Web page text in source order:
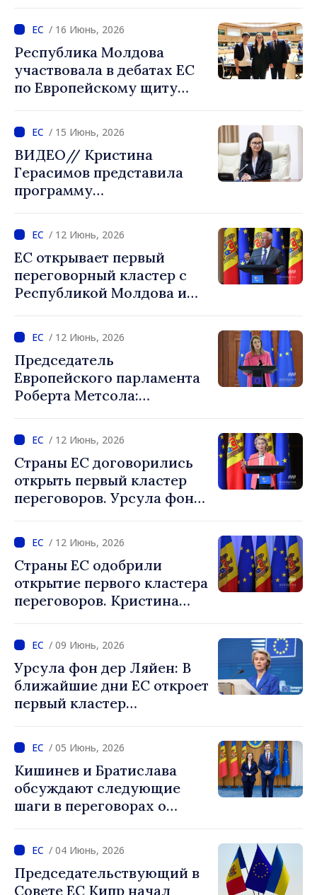
с ЕС
/ 16 Июнь, 2026
Республика Молдова
участвовала в дебатах ЕС
по Европейскому щиту
Герасимов: «Мы строим
более устойчивое и
безопасное общество»
/ 15 Июнь, 2026
ВИДЕО// Кристина
Герасимов представила
программу
конференции Молдова –
ЕС
/ 12 Июнь, 2026
ЕС открывает первый
переговорный кластер с
Республикой Молдова и
«Это решение является
признанием решимости в
продвижении реформ даже
перед лицом огромных
вызовов»
/ 12 Июнь, 2026
Председатель
Европейского парламента
Роберта Метсола:
мощный геополитический
инструмент, а Украина и
Республика Молдова
занимают свое место в ЕС»
/ 12 Июнь, 2026
Страны ЕС договорились
открыть первый кластер
переговоров. Урсула фон
остается одной из самых
больших историй успеха
ЕС»
/ 12 Июнь, 2026
Страны ЕС одобрили
открытие первого кластера
переговоров. Кристина
подтверждает признание
успехов, достигнутых
нашей страной»
/ 09 Июнь, 2026
Урсула фон дер Ляйен: В
ближайшие дни ЕС откроет
первый кластер
Республикой Молдова
/ 05 Июнь, 2026
Кишинев и Братислава
обсуждают следующие
шаги в переговорах о
/ 04 Июнь, 2026
Председательствующий в
Совете ЕС Кипр начал